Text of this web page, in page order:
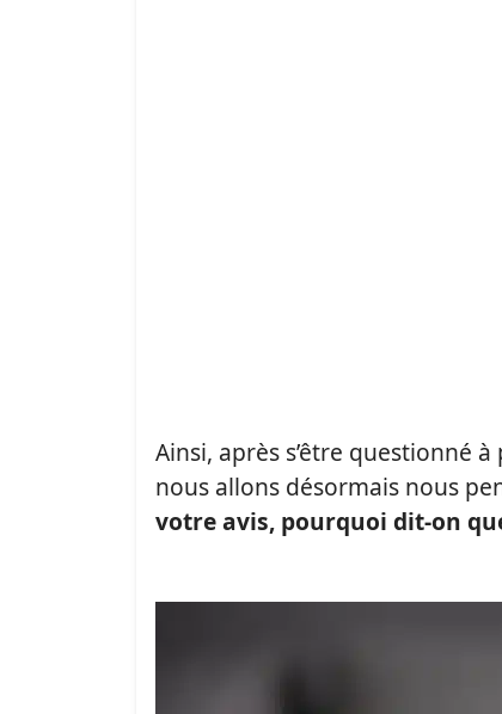
Ainsi, après s’être questionné
nous allons désormais nous
votre avis, pourquoi dit-on